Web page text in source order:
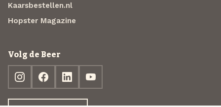
Kaarsbestellen.nl
Hopster Magazine
Volg de Beer